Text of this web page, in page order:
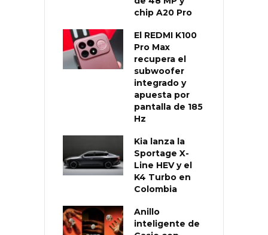
chip A20 Pro
El REDMI K100
Pro Max
recupera el
subwoofer
integrado y
apuesta por
pantalla de 185
Hz
Kia lanza la
Sportage X-
Line HEV y el
K4 Turbo en
Colombia
Anillo
inteligente de